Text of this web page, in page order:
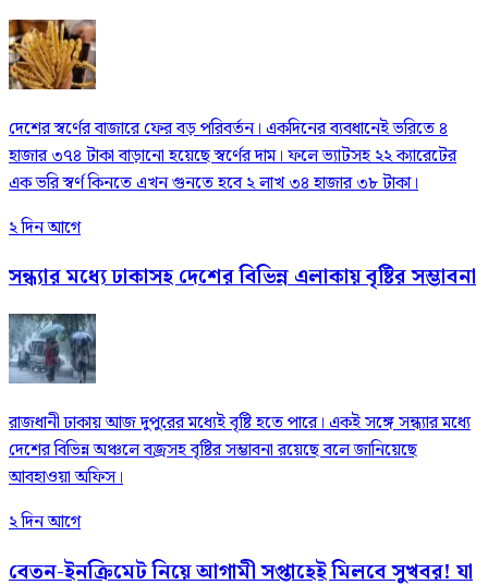
দেশের স্বর্ণের বাজারে ফের বড় পরিবর্তন। একদিনের ব্যবধানেই ভরিতে ৪
হাজার ৩৭৪ টাকা বাড়ানো হয়েছে স্বর্ণের দাম। ফলে ভ্যাটসহ ২২ ক্যারেটের
এক ভরি স্বর্ণ কিনতে এখন গুনতে হবে ২ লাখ ৩৪ হাজার ৩৮ টাকা।
২ দিন আগে
সন্ধ্যার মধ্যে ঢাকাসহ দেশের বিভিন্ন এলাকায় বৃষ্টির সম্ভাবনা
রাজধানী ঢাকায় আজ দুপুরের মধ্যেই বৃষ্টি হতে পারে। একই সঙ্গে সন্ধ্যার মধ্যে
দেশের বিভিন্ন অঞ্চলে বজ্রসহ বৃষ্টির সম্ভাবনা রয়েছে বলে জানিয়েছে
আবহাওয়া অফিস।
২ দিন আগে
বেতন-ইনক্রিমেট নিয়ে আগামী সপ্তাহেই মিলবে সুখবর! যা